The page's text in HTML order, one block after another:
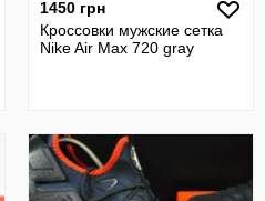
1450 грн
Кроссовки мужские сетка
Nike Air Max 720 gray